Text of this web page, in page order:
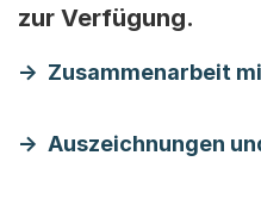
zur Verfügung.
Zusammenarbeit
Auszeichnungen